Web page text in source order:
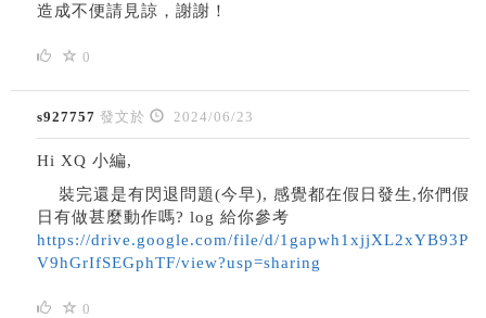
造成不便請見諒，謝謝！
0
s927757 發文於 2024/06/23
Hi XQ 小編,
裝完還是有閃退問題(今早), 感覺都在假日發生,你們假
日有做甚麼動作嗎? log 給你參考
https://drive.google.com/file/d/1gapwh1xjjXL2xYB93P
V9hGrIfSEGphTF/view?usp=sharing
0